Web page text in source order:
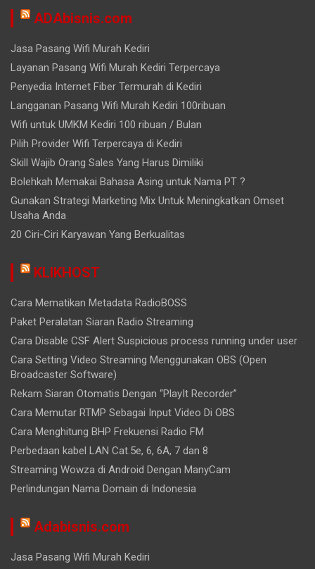
ADAbisnis.com
Jasa Pasang Wifi Murah Kediri
Layanan Pasang Wifi Murah Kediri Terpercaya
Penyedia Internet Fiber Termurah di Kediri
Langganan Pasang Wifi Murah Kediri 100ribuan
Wifi untuk UMKM Kediri 100 ribuan / Bulan
Pilih Provider Wifi Terpercaya di Kediri
Skill Wajib Orang Sales Yang Harus Dimiliki
Bolehkah Memakai Bahasa Asing untuk Nama PT ?
Gunakan Strategi Marketing Mix Untuk Meningkatkan Omset
Usaha Anda
20 Ciri-Ciri Karyawan Yang Berkualitas
KLIKHOST
Cara Mematikan Metadata RadioBOSS
Paket Peralatan Siaran Radio Streaming
Cara Disable CSF Alert Suspicious process running under user
Cara Setting Video Streaming Menggunakan OBS (Open
Broadcaster Software)
Rekam Siaran Otomatis Dengan “PlayIt Recorder”
Cara Memutar RTMP Sebagai Input Video Di OBS
Cara Menghitung BHP Frekuensi Radio FM
Perbedaan kabel LAN Cat.5e, 6, 6A, 7 dan 8
Streaming Wowza di Android Dengan ManyCam
Perlindungan Nama Domain di Indonesia
Adabisnis.com
Jasa Pasang Wifi Murah Kediri